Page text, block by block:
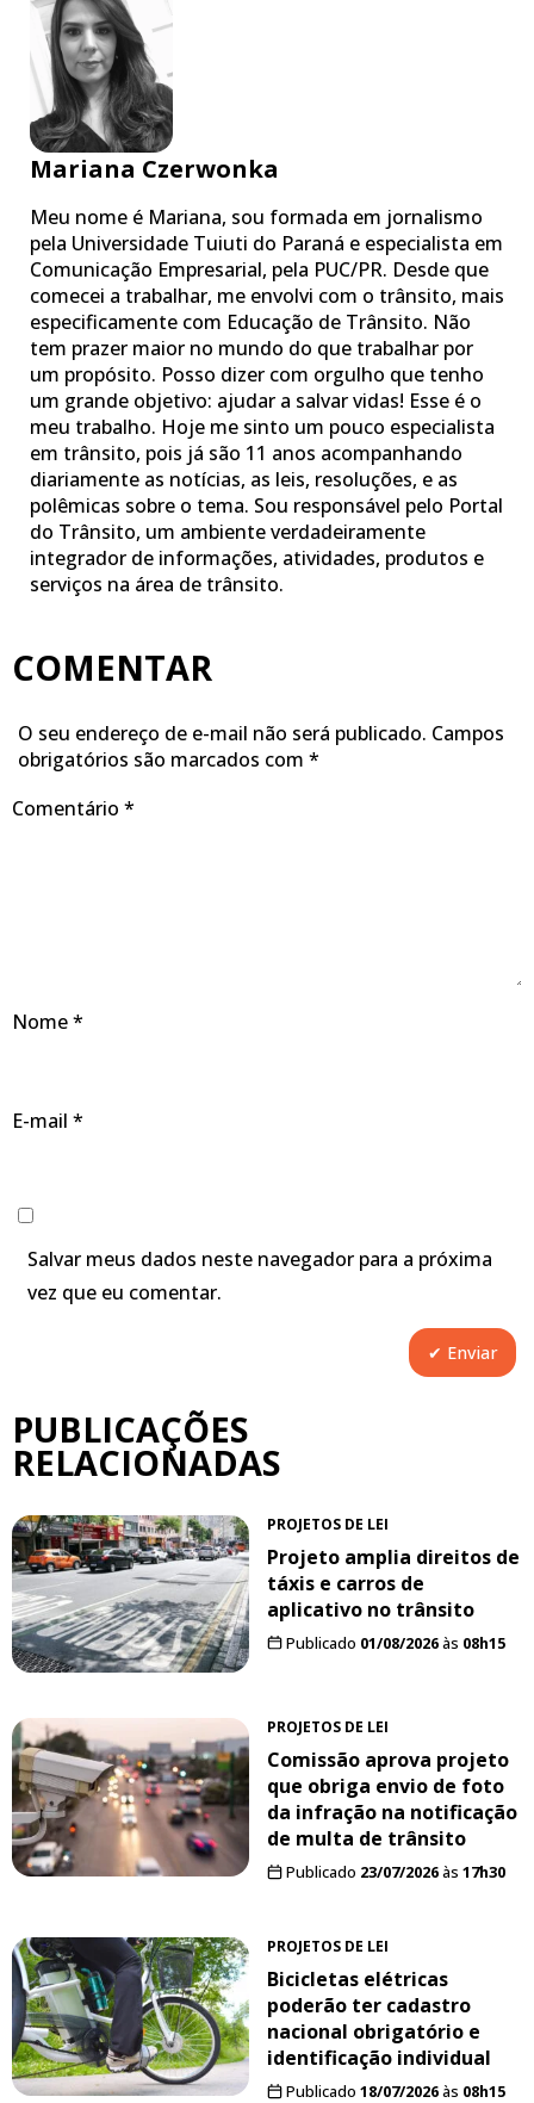
Mariana Czerwonka
Meu nome é Mariana, sou formada em jornalismo
pela Universidade Tuiuti do Paraná e especialista em
Comunicação Empresarial, pela PUC/PR. Desde que
comecei a trabalhar, me envolvi com o trânsito, mais
especificamente com Educação de Trânsito. Não
tem prazer maior no mundo do que trabalhar por
um propósito. Posso dizer com orgulho que tenho
um grande objetivo: ajudar a salvar vidas! Esse é o
meu trabalho. Hoje me sinto um pouco especialista
em trânsito, pois já são 11 anos acompanhando
diariamente as notícias, as leis, resoluções, e as
polêmicas sobre o tema. Sou responsável pelo Portal
do Trânsito, um ambiente verdadeiramente
integrador de informações, atividades, produtos e
serviços na área de trânsito.
COMENTAR
O seu endereço de e-mail não será publicado. Campos
obrigatórios são marcados com *
Comentário *
Nome*
E-mail *
Salvar meus dados neste navegador para a próxima
vez que eu comentar.
PUBLICAÇÕES
RELACIONADAS
PROJETOS DE LEI
Projeto amplia direitos de
táxis e carros de
aplicativo no trânsito
Publicado 01/08/2026às 08h15
PROJETOS DE LEI
Comissão aprova projeto
que obriga envio de foto
da infração na notificação
de multa de trânsito
Publicado 23/07/2026às 17h30
PROJETOS DE LEI
Bicicletas elétricas
poderão ter cadastro
nacional obrigatório e
identificação individual
Publicado 18/07/2026às 08h15